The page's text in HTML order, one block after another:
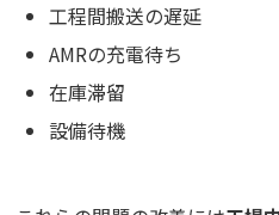
工程間搬送の遅延
AMRの充電待ち
在庫滞留
設備待機